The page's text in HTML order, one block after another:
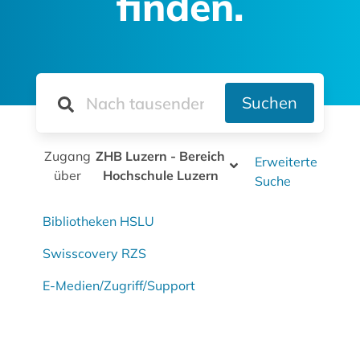
Suchen
Zugang
über
ZHB Luzern - Bereich
Hochschule Luzern
Erweiterte
Suche
Bibliotheken HSLU
Swisscovery RZS
E-Medien/Zugriff/Support